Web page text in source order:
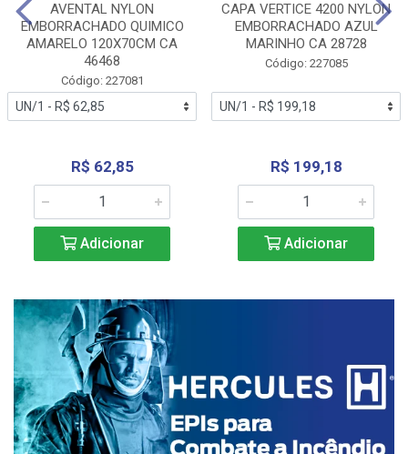
AVENTAL NYLON
EMBORRACHADO QUIMICO
AMARELO 120X70CM CA
46468
Código: 227081
R$ 62,85
Adicionar
CAPA VERTICE 4200 NYLON
EMBORRACHADO AZUL
MARINHO CA 28728
Código: 227085
R$ 199,18
Adicionar